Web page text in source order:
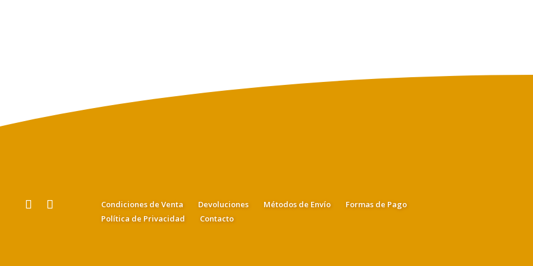
Condiciones de Venta Devoluciones Métodos de Envío
Formas de Pago
Política de Privacidad
Contacto